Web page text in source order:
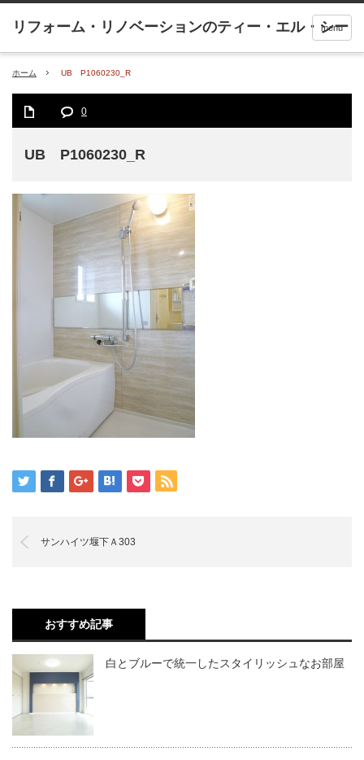
menu
ホーム UB P1060230_R
0
UB P1060230_R
サンハイツ堰下Ａ303
おすすめ記事
白とブルーで統一したスタイリッシュなお部屋